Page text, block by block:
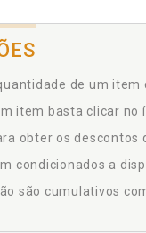
de um
item basta clicar no
obter os descontos
condicionados a
são cumulativos